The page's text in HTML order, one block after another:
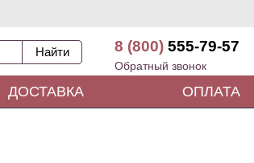
8 (800) 555-79-57
Обратный звонок
ДОСТАВКА ОПЛАТА